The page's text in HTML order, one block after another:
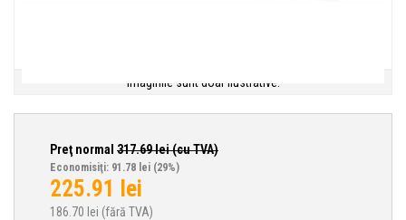
Imaginile sunt doar ilustrative.
Preţ normal 317.69lei (cu TVA)
Economisiţi: 91.78 lei (29%)
225.91 lei
186.70 lei (fără TVA)